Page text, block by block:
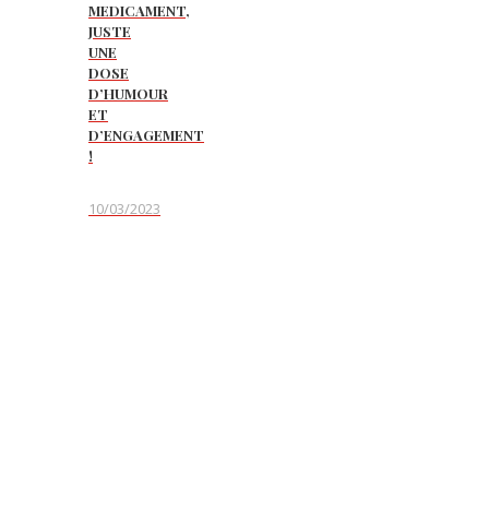
MEDICAMENT,
JUSTE
UNE
DOSE
D’HUMOUR
ET
D’ENGAGEMENT
!
10/03/2023